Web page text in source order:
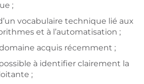
;
vocabulaire technique lié aux
et à l’automatisation ;
acquis récemment ;
à identifier clairement la
;